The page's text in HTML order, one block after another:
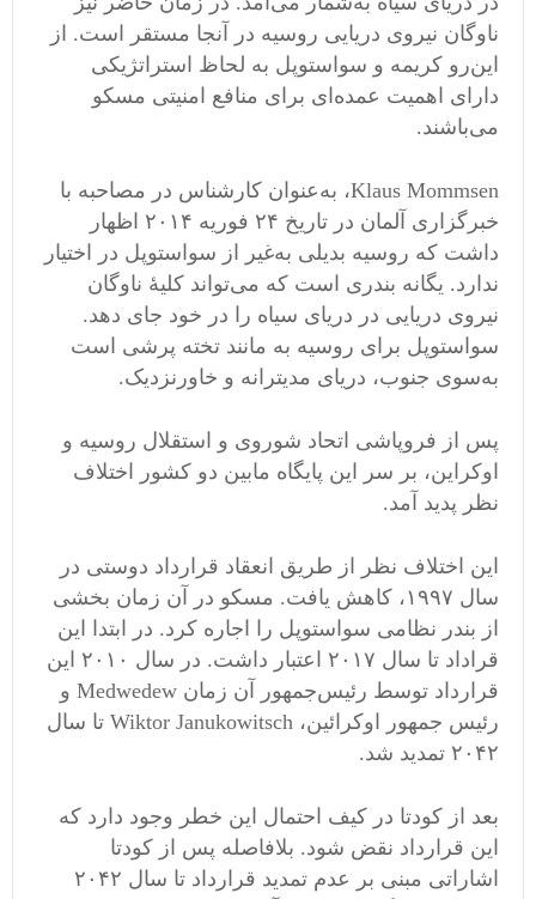
ناوگان نیروی دریایی روسیه در آنجا مستقر است. از
این‌رو کریمه و سواستوپل به لحاظ استراتژیکی
دارای اهمیت عمده‌ای برای منافع امنیتی مسکو
می‌باشند.
Klaus Mommsen، به‌عنوان کارشناس در مصاحبه با
خبرگزاری آلمان در تاریخ ۲۴ فوریه ۲۰۱۴ اظهار
داشت که روسیه بدیلی به‌غیر از سواستوپل در اختیار
ندارد. یگانه بندری است که می‌تواند کلیهٔ ناوگان
نیروی دریایی در دریای سیاه را در خود جای دهد.
سواستوپل برای روسیه به مانند تخته پرشی است
به‌سوی جنوب، دریای مدیترانه و خاورنزدیک.
پس از فروپاشی اتحاد شوروی و استقلال روسیه و
اوکراین، بر سر این پایگاه مابین دو کشور اختلاف
نظر پدید آمد.
این اختلاف نظر از طریق انعقاد قرارداد دوستی در
سال ۱۹۹۷، کاهش یافت. مسکو در آن ​زمان بخشی
از بندر نظامی‌ سواستوپل را اجاره کرد. در ابتدا این
قراداد تا سال ۲۰۱۷ اعتبار داشت. در سال ۲۰۱۰ این
قرارداد توسط رئیس‌جمهور آن زمان Medwedew و
رئیس جمهور اوکرائین، Wiktor Janukowitsch تا سال
۲۰۴۲ تمدید شد.
بعد از کودتا در کیف احتمال این خطر وجود دارد که
این قرارداد نقض شود. بلافاصله پس از کودتا
اشاراتی مبنی بر عدم تمدید قرارداد تا سال ۲۰۴۲